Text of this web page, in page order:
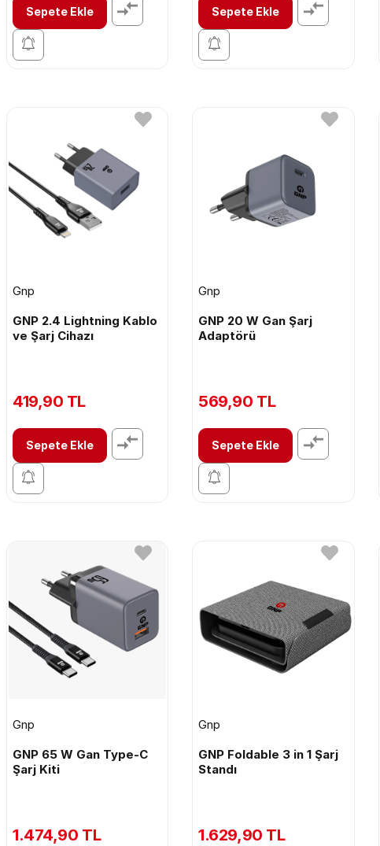
Sepete Ekle Sepete Ekle
Gnp
GNP 2.4 Lightning Kablo
ve Şarj Cihazı
419,90 TL
Sepete Ekle
Gnp
GNP 20 W Gan Şarj
Adaptörü
569,90 TL
Sepete Ekle
Gnp
GNP 65 W Gan Type-C
Şarj Kiti
1.474,90 TL
Gnp
GNP Foldable 3 in 1 Şarj
Standı
1.629,90 TL